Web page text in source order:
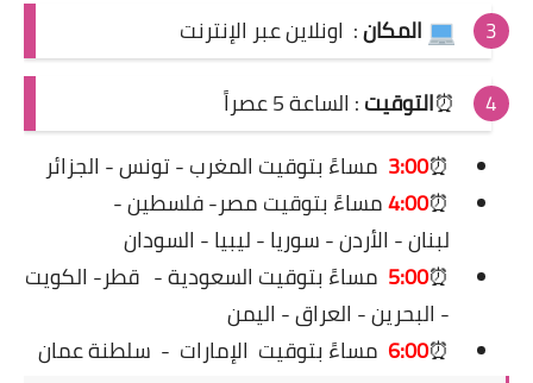
المكان: اونلاين عبر الإنترنت
⏰التوقيت: الساعة 5 عصراً
⏰
3:00 مساءً بتوقيت المغرب - تونس - الجزائر
⏰
4:00مساءً بتوقيت مصر- فلسطين -
لبنان - الأردن - سوريا - ليبيا - السودان
⏰
5:00 مساءً بتوقيت السعودية - قطر- الكويت
- البحرين - العراق - اليمن
⏰
6:00 مساءً بتوقيت الإمارات - سلطنة عمان